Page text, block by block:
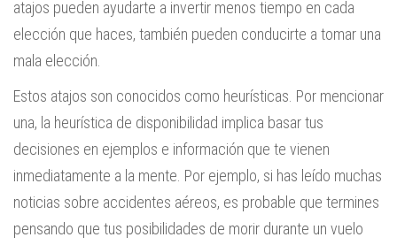
atajos pueden ayudarte a invertir menos tiempo en cada
elección que haces, también pueden conducirte a tomar una
mala elección.
Estos atajos son conocidos como heurísticas. Por mencionar
una, la heurística de disponibilidad implica basar tus
decisiones en ejemplos e información que te vienen
inmediatamente a la mente. Por ejemplo, si has leído muchas
noticias sobre accidentes aéreos, es probable que termines
pensando que tus posibilidades de morir durante un vuelo